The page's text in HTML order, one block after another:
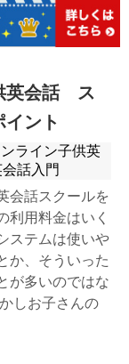
英会話 ス
ント
ライン子供英
話入門
会話スクールを
利用料金はいく
ステムは使いや
か、そういった
が多いのではな
しお子さんの